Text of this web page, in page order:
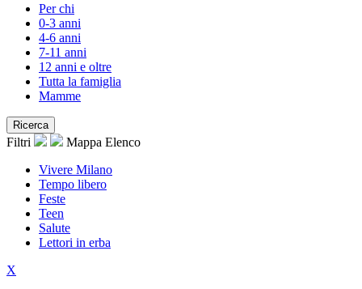
Per chi
0-3 anni
4-6 anni
7-11 anni
12 anni e oltre
Tutta la famiglia
Mamme
Ricerca
Filtri Mappa Elenco
Vivere Milano
Tempo libero
Feste
Teen
Salute
Lettori in erba
X